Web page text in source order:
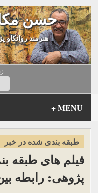
حسن
هنرمند روانکاو
MENU
+
طبقه بندی شده در خبر
فیلم های طبقه
پژوهی: رابطه